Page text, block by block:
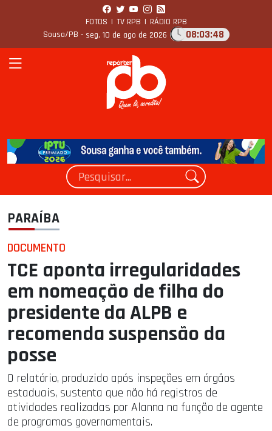
FOTOS | TV RPB | RÁDIO RPB
Sousa/PB - seg, 10 de ago de 2026 08:03:49
PARAÍBA
DOCUMENTO
TCE aponta irregularidades
em nomeação de filha do
presidente da ALPB e
recomenda suspensão da
posse
O relatório, produzido após inspeções em órgãos
estaduais, sustenta que não há registros de
atividades realizadas por Alanna na função de agente
de programas governamentais.